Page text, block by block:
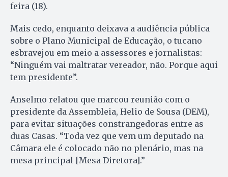
feira (18).
Mais cedo, enquanto deixava a audiência pública
sobre o Plano Municipal de Educação, o tucano
esbravejou em meio a assessores e jornalistas:
“Ninguém vai maltratar vereador, não. Porque aqui
tem presidente”.
Anselmo relatou que marcou reunião com o
presidente da Assembleia, Helio de Sousa (DEM),
para evitar situações constrangedoras entre as
duas Casas. “Toda vez que vem um deputado na
Câmara ele é colocado não no plenário, mas na
mesa principal [Mesa Diretora].”